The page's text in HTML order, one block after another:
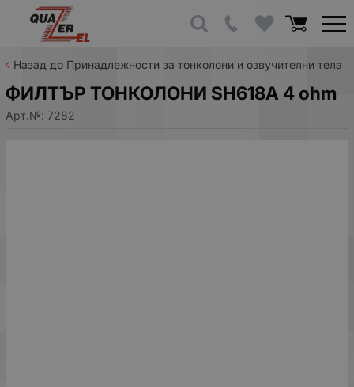
Назад до Принадлежности за тонколони и озвучителни тела
ФИЛТЪР ТОНКОЛОНИ SH618A 4 ohm
Арт.№: 7282